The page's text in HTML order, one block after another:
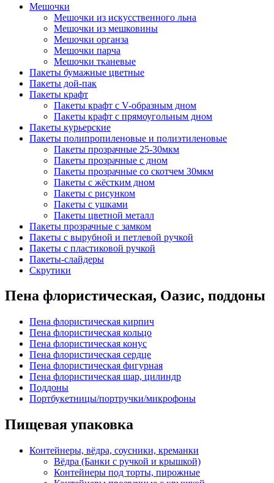
Мешочки
Мешочки из искусственного льна
Мешочки из мешковины
Мешочки органза
Мешочки парча
Мешочки тканевые
Пакеты бумажные цветные
Пакеты дой-пак
Пакеты крафт
Пакеты крафт с V-образным дном
Пакеты крафт с прямоугольным дном
Пакеты курьерские
Пакеты полипропиленовые и полиэтиленовые
Пакеты прозрачные 25-30мкм
Пакеты прозрачные с дном
Пакеты прозрачные со скотчем 30мкм
Пакеты с жёстким дном
Пакеты с рисунком
Пакеты с ушками
Пакеты цветной металл
Пакеты прозрачные с замком
Пакеты с вырубной и петлевой ручкой
Пакеты с пластиковой ручкой
Пакеты-слайдеры
Скрутики
Пена флористическая, Оазис, поддоны
Пена флористическая кирпич
Пена флористическая кольцо
Пена флористическая конус
Пена флористическая сердце
Пена флористическая фигурная
Пена флористическая шар, цилиндр
Поддоны
Портбукетницы/портручки/микрофоны
Пищевая упаковка
Контейнеры, вёдра, соусники, креманки
Вёдра (Банки с ручкой и крышкой)
Контейнеры под торты, пирожные